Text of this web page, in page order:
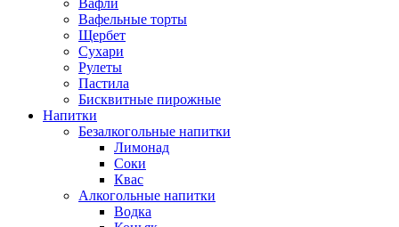
Вафли
Вафельные торты
Щербет
Сухари
Рулеты
Пастила
Бисквитные пирожные
Напитки
Безалкогольные напитки
Лимонад
Соки
Квас
Алкогольные напитки
Водка